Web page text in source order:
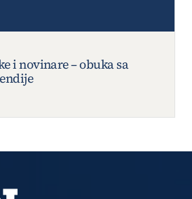
i novinare – obuka sa